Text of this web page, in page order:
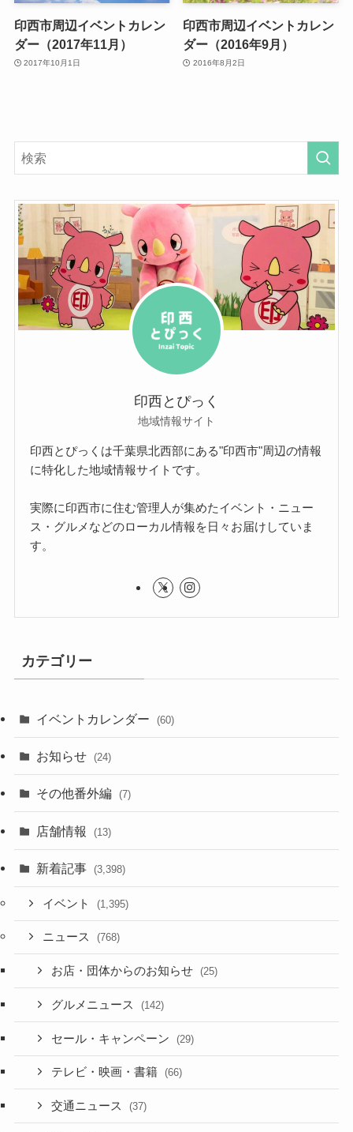
印西市周辺イベントカレン
ダー（2017年11月）
2017年10月1日
印西市周辺イベントカレン
ダー（2016年9月）
2016年8月2日
印西とぴっく
地域情報サイト
印西とぴっくは千葉県北西部にある"印西市"周辺の情報
に特化した地域情報サイトです。
実際に印西市に住む管理人が集めたイベント・ニュー
ス・グルメなどのローカル情報を日々お届けしていま
す。
カテゴリー
イベントカレンダー (60)
お知らせ (24)
その他番外編 (7)
店舗情報 (13)
新着記事 (3,398)
イベント (1,395)
ニュース (768)
お店・団体からのお知らせ (25)
グルメニュース (142)
セール・キャンペーン (29)
テレビ・映画・書籍 (66)
交通ニュース (37)